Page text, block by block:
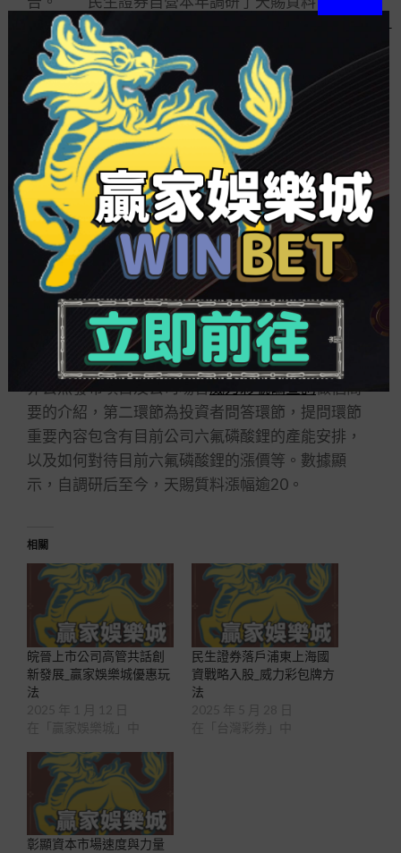
彩票兌獎民生證券自營還有關的信息包含有調研。
統計顯示，本年以來，民生證券共計調研126次，此
中對奧園美谷和甘源食物調研頻次最高，均為3次。
其次是華潤微、啟明星辰、弘亞數控、瀾起科技、
埃斯頓、中科創達等17只個股進行了2次調研。5月
以來，則對遠東股份、星源材質、奧園美谷、克明
面業、寧波華翔和麥格米特進行了調研。 但
是，由于上市公司的投資者關系事件表中并未都領
會調研員的地位，是來自研討所、資管還是自營部
分，因此通過翻閱查詢發明，僅能確認4月21日天賜
質料的路演事件顯露了民生證券自營人員。 據
天賜質料披露，4月21日天賜質料舉行了視頻路演事
件，共有140余家機構投資者介入，天賜質料董事長
徐金富等人進行了接待。了解到，本次事件重要分
為兩個環節。第一環節由公司董事會秘書針對本次
非公然發布項目及公司場合威力彩號碼查詢做個簡
要的介紹，第二環節為投資者問答環節，提問環節
重要內容包含有目前公司六氟磷酸鋰的產能安排，
以及如何對待目前六氟磷酸鋰的漲價等。數據顯
示，自調研后至今，天賜質料漲幅逾20。
相關
皖晉上市公司高管共話創
新發展_贏家娛樂城優惠玩
法
民生證券落戶浦東上海國
資戰略入股_威力彩包牌方
法
彰顯資本市場速度與力量